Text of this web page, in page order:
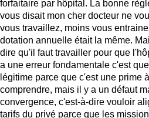
forfaitaire par hôpital. La bonne
vous disait mon cher docteur ne
vous travaillez, moins vous
dotation annuelle était la même.
dire qu'il faut travailler pour que
a une erreur fondamentale c'est
légitime parce que c'est une prime
comprendre, mais il y a un défaut
convergence, c'est-à-dire vouloir
tarifs du privé parce que les